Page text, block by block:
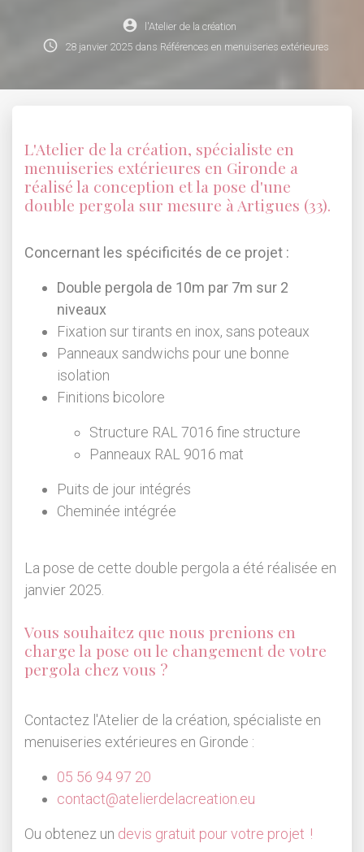
account_circle l'Atelier de la création
schedule 28 janvier 2025dans Références en menuiseries extérieures
L'Atelier de la création, spécialiste en
menuiseries extérieures en Gironde a
réalisé la conception et la pose d'une
double pergola sur mesure à Artigues (33).
Concernant les spécificités de ce projet :
Double pergola de 10m par 7m sur 2
niveaux
Fixation sur tirants en inox, sans poteaux
Panneaux sandwichs pour une bonne
isolation
Finitions bicolore
Structure RAL 7016 fine structure
Panneaux RAL 9016 mat
Puits de jour intégrés
Cheminée intégrée
La pose de cette double pergola a été réalisée en
janvier 2025.
Vous souhaitez que nous prenions en
charge la pose ou le changement de votre
pergola chez vous ?
Contactez l'Atelier de la création, spécialiste en
menuiseries extérieures en Gironde :
05 56 94 97 20
contact@atelierdelacreation.eu
Ou obtenez un devis gratuit pour votre projet !